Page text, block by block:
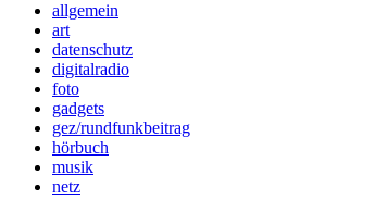
allgemein
art
datenschutz
digitalradio
foto
gadgets
gez/rundfunkbeitrag
hörbuch
musik
netz